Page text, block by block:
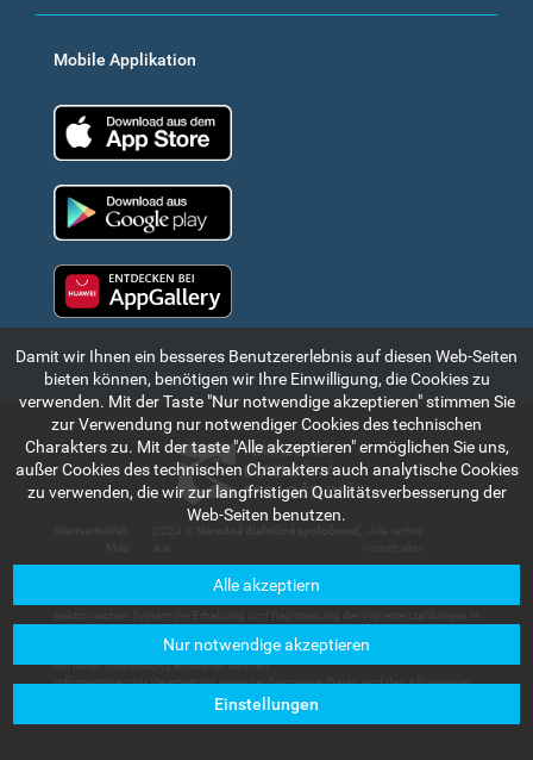
Mobile Applikation
Die in diesem Teil des Internetportals angeführte Informationen und Angaben
haben rein indikativen Charakter und dienen zum kurzen Bekanntmachen mit dem
trägt keine Haftung für Schäden, die den Nutzern oder Dritten im Zusammenhang
mit deren Anwendung entstehen können.
Informationen zur Verarbeitung personenbezogener Daten sind den Allgemeinen
Geschäftsbedingungen zu entnehmen, die in der Sektion
verfügbar sind.
Damit wir Ihnen ein besseres Benutzererlebnis auf diesen Web-Seiten
bieten können, benötigen wir Ihre Einwilligung, die Cookies zu
verwenden. Mit der Taste "Nur notwendige akzeptieren" stimmen Sie
zur Verwendung nur notwendiger Cookies des technischen
Charakters zu. Mit der taste "Alle akzeptieren" ermöglichen Sie uns,
außer Cookies des technischen Charakters auch analytische Cookies
zu verwenden, die wir zur langfristigen Qualitätsverbesserung der
Web-Seiten benutzen.
Alle akzeptiern
Nur notwendige akzeptieren
Einstellungen